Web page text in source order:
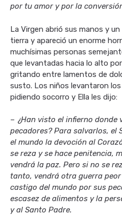
por tu amor y por la
La Virgen abrió sus manos y
tierra y apareció un enorme
muchísimas personas
que levantadas hacia lo alto
gritando entre lamentos de
susto. Los niños levantaron
pidiendo socorro y Ella les dijo:
– ¿Han visto el infierno donde
pecadores? Para salvarlos, el
el mundo la devoción al
se reza y se hace penitencia,
vendrá la paz. Pero si no se
tanto, vendrá otra guerra
castigo del mundo por sus
escasez de alimentos y la
y al Santo Padre.